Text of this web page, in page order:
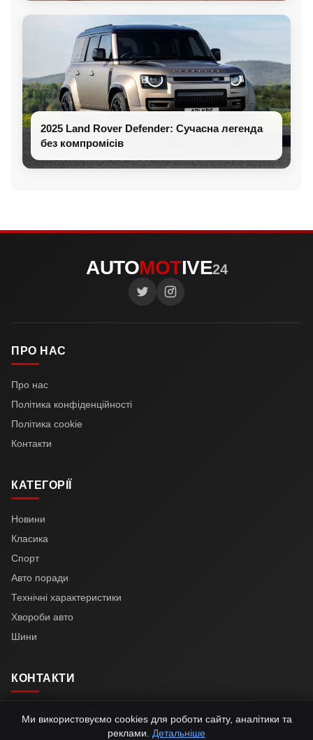
2025 Land Rover Defender: Сучасна легенда
без компромісів
AUTOMOTIVE24
ПРО НАС
Про нас
Політика конфіденційності
Політика cookie
Контакти
КАТЕГОРІЇ
Новини
Класика
Спорт
Авто поради
Технічні характеристики
Хвороби авто
Шини
КОНТАКТИ
Ми використовуємо cookies для роботи сайту, аналітики та
реклами. Детальніше